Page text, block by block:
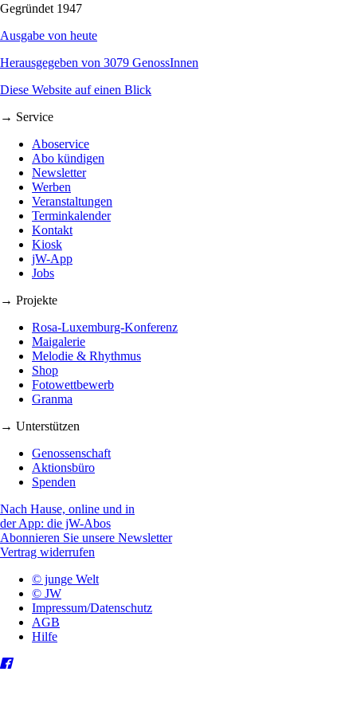
Gegründet 1947
Ausgabe von heute
Herausgegeben von 3079 GenossInnen
Diese Website auf einen Blick
→ Service
Aboservice
Abo kündigen
Newsletter
Werben
Veranstaltungen
Terminkalender
Kontakt
Kiosk
jW-App
Jobs
→ Projekte
Rosa-Luxemburg-Konferenz
Maigalerie
Melodie & Rhythmus
Shop
Fotowettbewerb
Granma
→ Unterstützen
Genossenschaft
Aktionsbüro
Spenden
Nach Hause, online und in
der App: die jW-Abos
Abonnieren Sie unsere Newsletter
Vertrag widerrufen
© junge Welt
© JW
Impressum/Datenschutz
AGB
Hilfe